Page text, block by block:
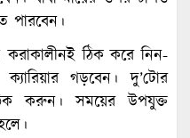
পারবেন।
ঠিক করে নিন-
গড়বেন। দু’টোর
করুন। সময়ের উপযুক্ত